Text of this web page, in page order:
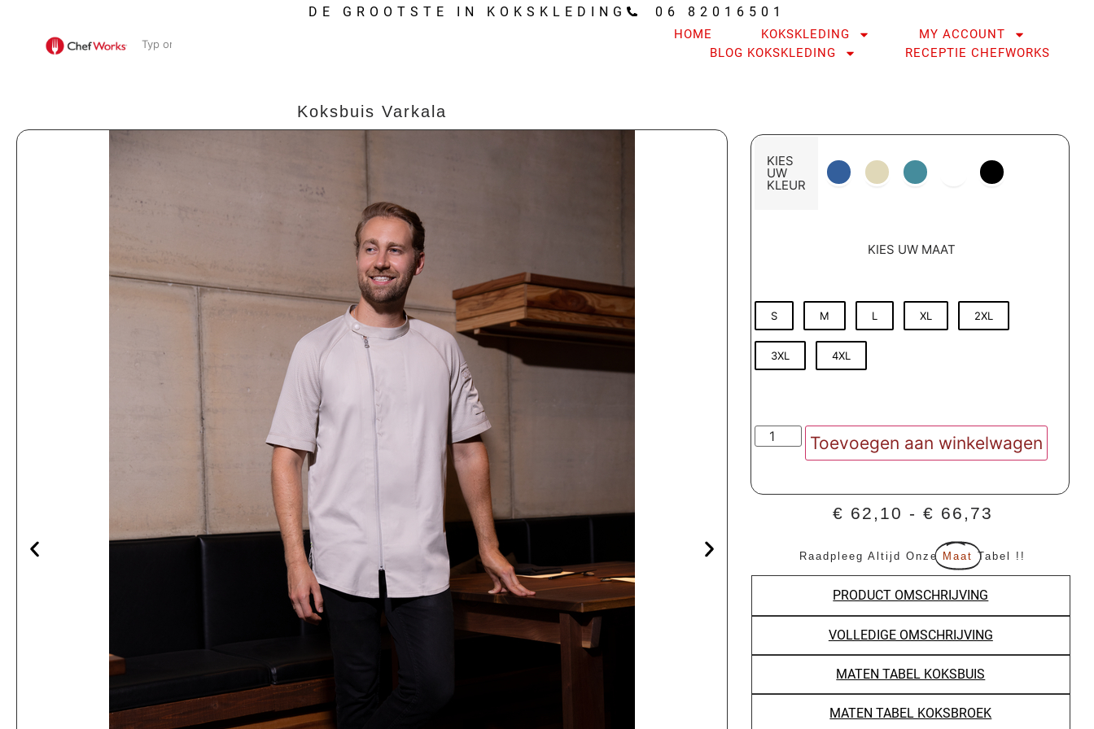
DE GROOTSTE IN KOKSKLEDING 06 82016501
HOME KOKSKLEDING
MY ACCOUNT
BLOG KOKSKLEDING
RECEPTIE CHEFWORKS
Koksbuis Varkala
KIES
UW
KLEUR
KIES UW MAAT
S M L XL 2XL
3XL 4XL
Toevoegen aan winkelwagen
€ 62,10 - € 66,73
Raadpleeg Altijd Onze Maat Tabel !!
PRODUCT OMSCHRIJVING
VOLLEDIGE OMSCHRIJVING
MATEN TABEL KOKSBUIS
MATEN TABEL KOKSBROEK